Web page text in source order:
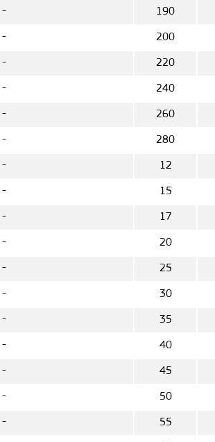
- 190
- 200
- 220
- 240
- 260
- 280
- 12
- 15
- 17
- 20
- 25
- 30
- 35
- 40
- 45
- 50
- 55